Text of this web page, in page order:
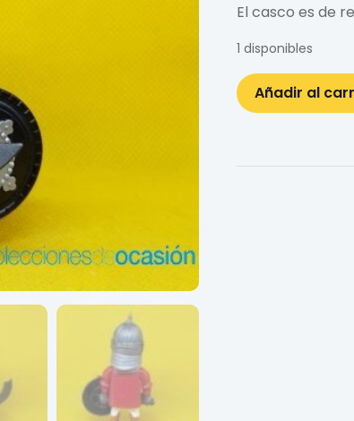
El casco es de
1 disponibles
Añadir al